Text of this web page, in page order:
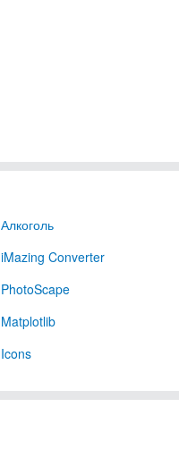
Алкоголь
iMazing Converter
PhotoScape
Matplotlib
Icons